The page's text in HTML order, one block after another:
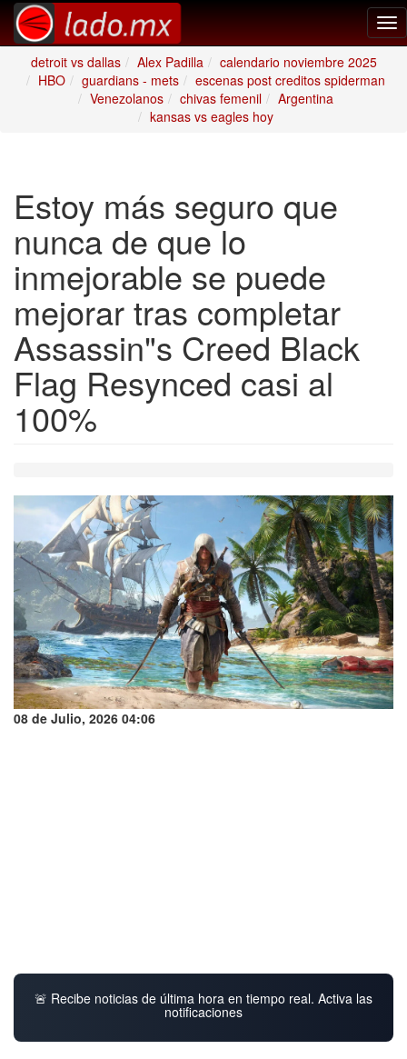
detroit vs dallas
Alex Padilla
calendario noviembre 2025
HBO
guardians - mets
escenas post creditos spiderman
Venezolanos
chivas femenil
Argentina
kansas vs eagles hoy
Estoy más seguro que
nunca de que lo
inmejorable se puede
mejorar tras completar
Assassin"s Creed Black
Flag Resynced casi al
100%
08 de Julio, 2026 04:06
🚨 Recibe noticias de última hora en tiempo real. Activa las
notificaciones